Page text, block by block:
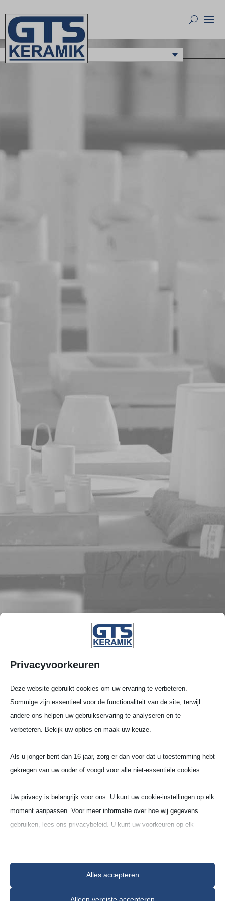
Vier­kante Schaal (BCR)
Privacyvoorkeuren
Deze website gebruikt cookies om uw ervaring te verbeteren.
Sommige zijn essentieel voor de functionaliteit van de site, terwijl
andere ons helpen uw gebruikservaring te analyseren en te
verbeteren. Bekijk uw opties en maak uw keuze.
Als u jonger bent dan 16 jaar, zorg er dan voor dat u toestemming hebt
gekregen van uw ouder of voogd voor alle niet-essentiële cookies.
Uw privacy is belangrijk voor ons. U kunt uw cookie-instellingen op elk
moment aanpassen. Voor meer informatie over hoe wij gegevens
gebruiken, lees ons privacybeleid. U kunt uw voorkeuren op elk
Houd er rekening mee dat als u ervoor kiest bepaalde soorten cookies
uit te schakelen, dit uw ervaring op de site en de services die wij
kunnen aanbieden, kan beïnvloeden.
Alles accepteren
Alleen vereiste accepteren